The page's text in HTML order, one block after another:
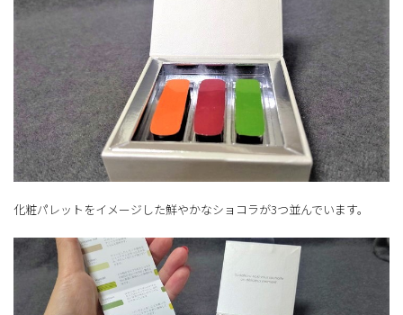
化粧パレットをイメージした鮮やかなショコラが3つ並んでいます。